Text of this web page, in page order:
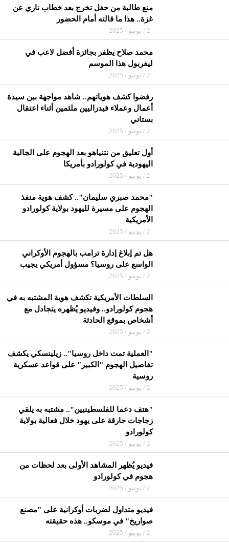
منع طالبة من حفل تخرج بعد خطاب ناري عن
غزة.. هذا ما قالته أمام الحضور
2 / يونيو / 2025
محمد صلاح يظفر بجائزة أفضل لاعب في
ليفربول هذا الموسم
2 / يونيو / 2025
رفضوا كشف هوياتهم.. شاهد مواجهة بين سيدة
أعمال وعملاء فيدراليين ملثمين أثناء اعتقال
بستاني
2 / يونيو / 2025
أول تعليق من نتنياهو بعد الهجوم على الجالية
اليهودية في كولورادو بأمريكا
2 / يونيو / 2025
"محمد صبري سليمان".. كشف هوية منفذ
الهجوم على مسيرة لليهود بولاية كولورادو
الأمريكية
2 / يونيو / 2025
هل تم إبلاغ إدارة ترامب بالهجوم الأوكراني
الواسع على روسيا؟ مسؤول أمريكي يجيب
2 / يونيو / 2025
السلطات الأمريكية تكشف هوية المشتبه به في
هجوم كولورادو.. وفيديو يُظهره يتجادل مع
أشخاص بموقع الحادثة
2 / يونيو / 2025
"العملية تمت داخل روسيا".. زيلينسكي يكشف
تفاصيل الهجوم "الكبير" على قواعد عسكرية
روسية
2 / يونيو / 2025
"هتف دعما للفلسطينيين".. مشتبه به يلقي
زجاجات حارقة على يهود خلال فعالية بولاية
كولورادو
2 / يونيو / 2025
فيديو يُظهر المشاهد الأولى بعد لحظات من
هجوم في كولورادو
2 / يونيو / 2025
فيديو متداول لضربات أوكرانية على "مصنع
صواريخ" في موسكو.. هذه حقيقته
2 / يونيو / 2025